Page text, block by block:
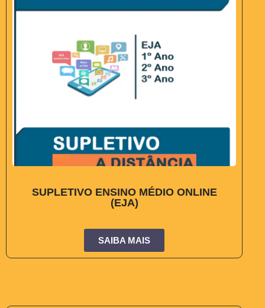
SUPLETIVO ENSINO MÉDIO ONLINE
(EJA)
SAIBA MAIS